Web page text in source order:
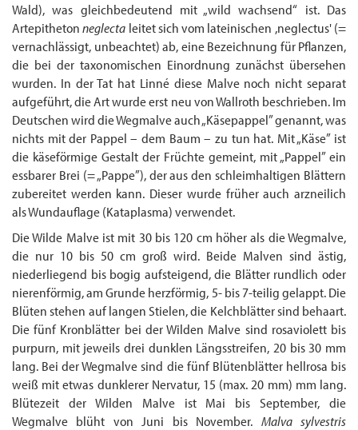
Wald), was gleichbedeutend mit „wild wachsend“ ist. Das
Artepithetonneglecta leitet sich vom lateinischen ,neglectus' (=
vernachlässigt, unbeachtet) ab, eine Bezeichnung für Pflanzen,
die bei der taxonomischen Einordnung zunächst übersehen
wurden. In der Tat hat Linné diese Malve noch nicht separat
aufgeführt, die Art wurde erst neu von Wallroth beschrieben. Im
Deutschen wird die Wegmalve auch „Käsepappel” genannt, was
nichts mit der Pappel – dem Baum – zu tun hat. Mit „Käse” ist
die käseförmige Gestalt der Früchte gemeint, mit „Pappel” ein
essbarer Brei (= „Pappe”), der aus den schleimhaltigen Blättern
zubereitet werden kann. Dieser wurde früher auch arzneilich
als Wundauflage (Kata­plasma) verwendet.
Die Wilde Malve ist mit 30 bis 120 cm höher als die Wegmalve,
die nur 10 bis 50 cm groß wird. Beide Malven sind ästig,
niederliegend bis bogig aufsteigend, die Blätter rundlich oder
nierenförmig, am Grunde herzförmig, 5- bis 7-teilig gelappt. Die
Blüten stehen auf langen Stielen, die Kelchblätter sind behaart.
Die fünf Kronblätter bei der Wilden Malve sind rosaviolett bis
purpurn, mit jeweils drei dunklen Längsstreifen, 20 bis 30 mm
lang. Bei der Wegmalve sind die fünf Blütenblätter hellrosa bis
weiß mit etwas dunklerer Nervatur, 15 (max. 20 mm) mm lang.
Blütezeit der Wilden Malve ist Mai bis September, die
Wegmalve blüht von Juni bis November. Malva sylvestris